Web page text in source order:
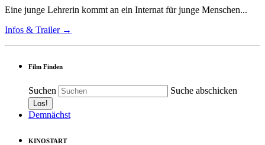
Eine junge Lehrerin kommt an ein Internat für junge Menschen...
Infos & Trailer →
Film Finden
Suchen Suche abschicken
Demnächst
KINOSTART